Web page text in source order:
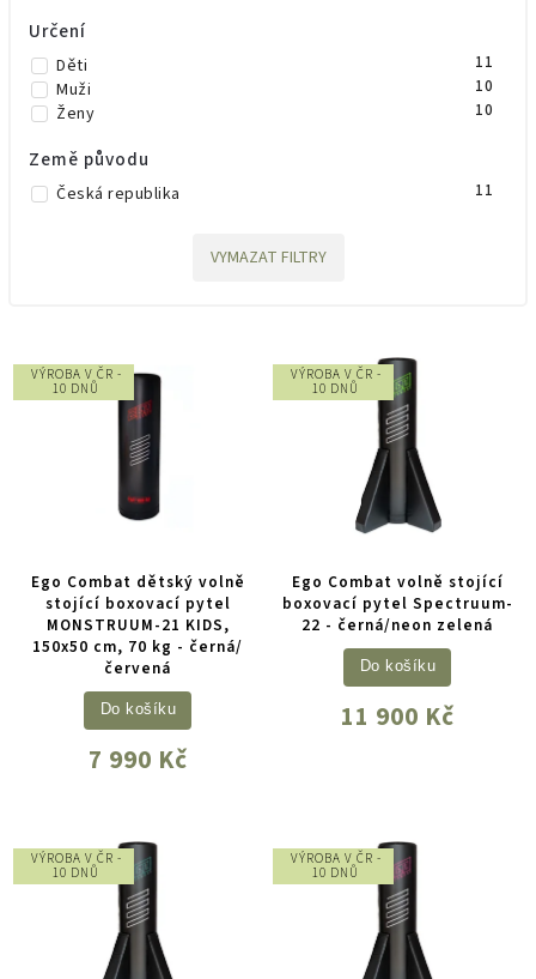
Určení
Děti 11
Muži 10
Ženy 10
Země původu
Česká republika 11
VYMAZAT FILTRY
VÝROBA V ČR -
10 DNŮ
Ego Combat dětský volně
stojící boxovací pytel
MONSTRUUM-21 KIDS,
150x50 cm, 70 kg - černá/
červená
7 990 Kč
Do košíku
VÝROBA V ČR -
10 DNŮ
Ego Combat volně stojící
boxovací pytel Spectruum-
22 - černá/neon zelená
11 900 Kč
Do košíku
VÝROBA V ČR -
10 DNŮ
VÝROBA V ČR -
10 DNŮ